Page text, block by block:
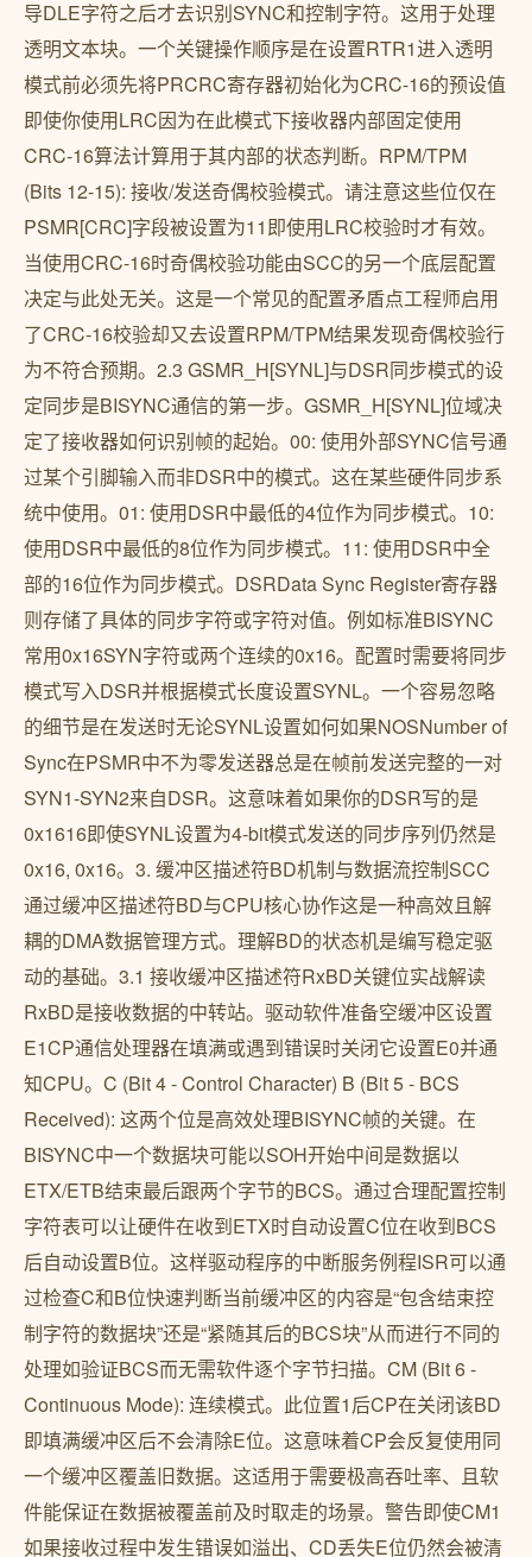
导DLE字符之后才去识别SYNC和控制字符。这用于处理
透明文本块。一个关键操作顺序是在设置RTR1进入透明
模式前必须先将PRCRC寄存器初始化为CRC-16的预设值
即使你使用LRC因为在此模式下接收器内部固定使用
CRC-16算法计算用于其内部的状态判断。RPM/TPM
(Bits 12-15): 接收/发送奇偶校验模式。请注意这些位仅在
PSMR[CRC]字段被设置为11即使用LRC校验时才有效。
当使用CRC-16时奇偶校验功能由SCC的另一个底层配置
决定与此处无关。这是一个常见的配置矛盾点工程师启用
了CRC-16校验却又去设置RPM/TPM结果发现奇偶校验行
为不符合预期。2.3 GSMR_H[SYNL]与DSR同步模式的设
定同步是BISYNC通信的第一步。GSMR_H[SYNL]位域决
定了接收器如何识别帧的起始。00: 使用外部SYNC信号通
过某个引脚输入而非DSR中的模式。这在某些硬件同步系
统中使用。01: 使用DSR中最低的4位作为同步模式。10:
使用DSR中最低的8位作为同步模式。11: 使用DSR中全
部的16位作为同步模式。DSRData Sync Register寄存器
则存储了具体的同步字符或字符对值。例如标准BISYNC
常用0x16SYN字符或两个连续的0x16。配置时需要将同步
模式写入DSR并根据模式长度设置SYNL。一个容易忽略
的细节是在发送时无论SYNL设置如何如果NOSNumber of
Sync在PSMR中不为零发送器总是在帧前发送完整的一对
SYN1-SYN2来自DSR。这意味着如果你的DSR写的是
0x1616即使SYNL设置为4-bit模式发送的同步序列仍然是
0x16, 0x16。3. 缓冲区描述符BD机制与数据流控制SCC
通过缓冲区描述符BD与CPU核心协作这是一种高效且解
耦的DMA数据管理方式。理解BD的状态机是编写稳定驱
动的基础。3.1 接收缓冲区描述符RxBD关键位实战解读
RxBD是接收数据的中转站。驱动软件准备空缓冲区设置
E1CP通信处理器在填满或遇到错误时关闭它设置E0并通
知CPU。C (Bit 4 - Control Character) B (Bit 5 - BCS
Received): 这两个位是高效处理BISYNC帧的关键。在
BISYNC中一个数据块可能以SOH开始中间是数据以
ETX/ETB结束最后跟两个字节的BCS。通过合理配置控制
字符表可以让硬件在收到ETX时自动设置C位在收到BCS
后自动设置B位。这样驱动程序的中断服务例程ISR可以通
过检查C和B位快速判断当前缓冲区的内容是“包含结束控
制字符的数据块”还是“紧随其后的BCS块”从而进行不同的
处理如验证BCS而无需软件逐个字节扫描。CM (Bit 6 -
Continuous Mode): 连续模式。此位置1后CP在关闭该BD
即填满缓冲区后不会清除E位。这意味着CP会反复使用同
一个缓冲区覆盖旧数据。这适用于需要极高吞吐率、且软
件能保证在数据被覆盖前及时取走的场景。警告即使CM1
如果接收过程中发生错误如溢出、CD丢失E位仍然会被清